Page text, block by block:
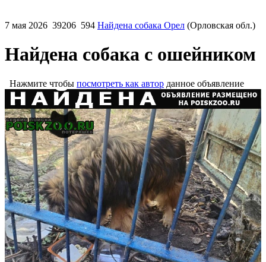
7 мая 2026 39206 594 Найдена собака Орел (Орловская обл.)
Найдена собака с ошейником
Нажмите чтобы посмотреть как автор данное объявление